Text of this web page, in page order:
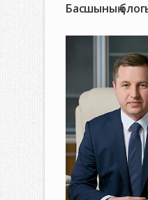
Басшының